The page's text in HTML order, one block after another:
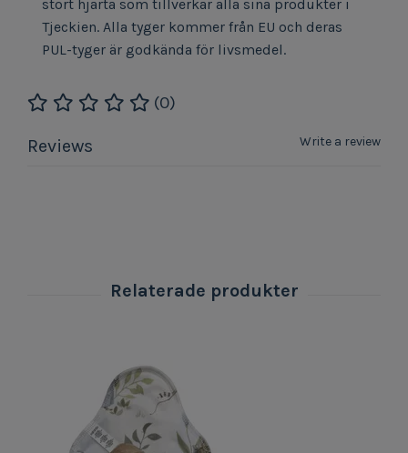
stort hjärta som tillverkar alla sina produkter i
Tjeckien. Alla tyger kommer från EU och deras
PUL-tyger är godkända för livsmedel.
(0)
Reviews Write a review